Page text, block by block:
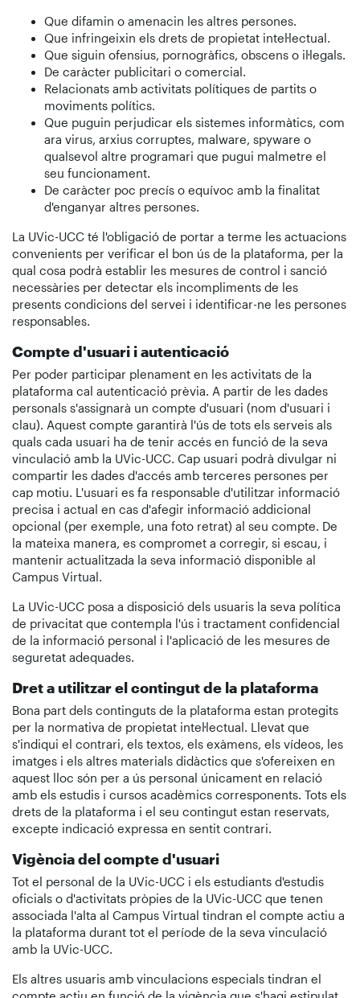
Que difamin o amenacin les altres persones.
Que infringeixin els drets de propietat intel·lectual.
Que siguin ofensius, pornogràfics, obscens o il·legals.
De caràcter publicitari o comercial.
Relacionats amb activitats polítiques de partits o
moviments polítics.
Que puguin perjudicar els sistemes informàtics, com
ara virus, arxius corruptes, malware, spyware o
qualsevol altre programari que pugui malmetre el
seu funcionament.
De caràcter poc precís o equívoc amb la finalitat
d'enganyar altres persones.
La UVic-UCC té l'obligació de portar a terme les actuacions
convenients per verificar el bon ús de la plataforma, per la
qual cosa podrà establir les mesures de control i sanció
necessàries per detectar els incompliments de les
presents condicions del servei i identificar-ne les persones
responsables.
Compte d'usuari i autenticació
Per poder participar plenament en les activitats de la
plataforma cal autenticació prèvia. A partir de les dades
personals s'assignarà un compte d'usuari (nom d'usuari i
clau). Aquest compte garantirà l'ús de tots els serveis als
quals cada usuari ha de tenir accés en funció de la seva
vinculació amb la UVic-UCC. Cap usuari podrà divulgar ni
compartir les dades d'accés amb terceres persones per
cap motiu. L'usuari es fa responsable d'utilitzar informació
precisa i actual en cas d'afegir informació addicional
opcional (per exemple, una foto retrat) al seu compte. De
la mateixa manera, es compromet a corregir, si escau, i
mantenir actualitzada la seva informació disponible al
Campus Virtual.
La UVic-UCC posa a disposició dels usuaris la seva política
de privacitat que contempla l'ús i tractament confidencial
de la informació personal i l'aplicació de les mesures de
seguretat adequades.
Dret a utilitzar el contingut de la plataforma
Bona part dels continguts de la plataforma estan protegits
per la normativa de propietat intel·lectual. Llevat que
s'indiqui el contrari, els textos, els exàmens, els vídeos, les
imatges i els altres materials didàctics que s'ofereixen en
aquest lloc són per a ús personal únicament en relació
amb els estudis i cursos acadèmics corresponents. Tots els
drets de la plataforma i el seu contingut estan reservats,
excepte indicació expressa en sentit contrari.
Vigència del compte d'usuari
Tot el personal de la UVic-UCC i els estudiants d'estudis
oficials o d'activitats pròpies de la UVic-UCC que tenen
associada l'alta al Campus Virtual tindran el compte actiu a
la plataforma durant tot el període de la seva vinculació
amb la UVic-UCC.
Els altres usuaris amb vinculacions especials tindran el